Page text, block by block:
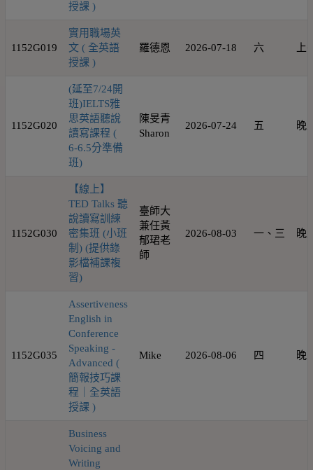
授課 )
1152G019
實用職場英
文 ( 全英語
授課 )
羅德恩 2026-07-18 六 上
1152G020
(延至7/24開
班)IELTS雅
思英語聽說
讀寫課程 (
6-6.5分準備
班)
陳旻青
Sharon
2026-07-24 五 晚
1152G030
【線上】
TED Talks 聽
說讀寫訓練
密集班 (小班
制) (提供錄
影檔補課複
習)
臺師大
兼任黃
郁珺老
師
2026-08-03 一、三 晚
1152G035
Assertiveness
English in
Conference
Speaking -
Advanced (
簡報技巧課
程｜全英語
授課 )
Mike 2026-08-06 四 晚
Business
Voicing and
Writing